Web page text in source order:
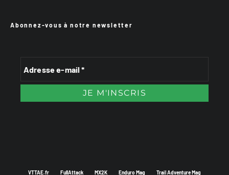
Abonnez-vous à notre newsletter
VTTAE.fr FullAttack MX2K Enduro Mag Trail Adventure Mag